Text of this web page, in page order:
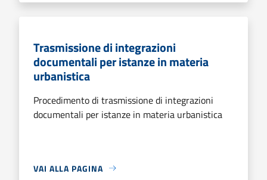
Trasmissione di integrazioni
documentali per istanze in materia
urbanistica
Procedimento di trasmissione di integrazioni
documentali per istanze in materia urbanistica
VAI ALLA PAGINA